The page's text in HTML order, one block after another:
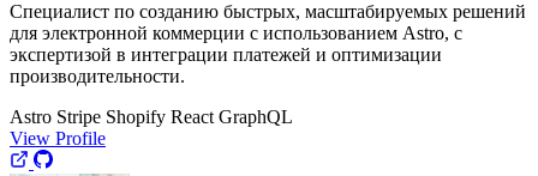
Специалист по созданию быстрых, масштабируемых решений
для электронной коммерции с использованием Astro, с
экспертизой в интеграции платежей и оптимизации
производительности.
Astro Stripe Shopify React GraphQL
View Profile